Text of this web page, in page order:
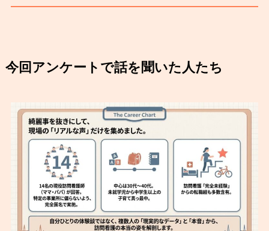
今回アンケートで話を聞いた人たち